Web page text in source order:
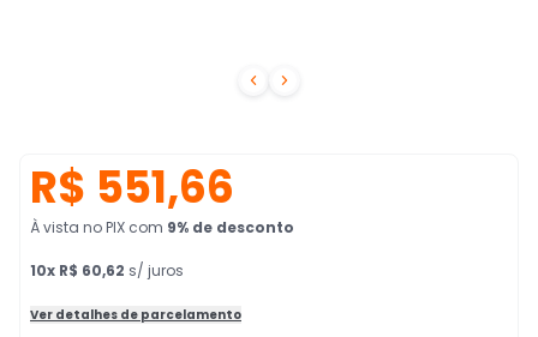
 
R$ 551,66
À vista no PIX com 9% de desconto
10x R$ 60,62 s/ juros
Ver detalhes de parcelamento